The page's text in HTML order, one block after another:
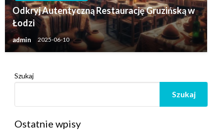
Odkryj Autentyczną Restaurację Gruzińską w
Łodzi
admin 2025-06-10
Szukaj
Szukaj
Ostatnie wpisy